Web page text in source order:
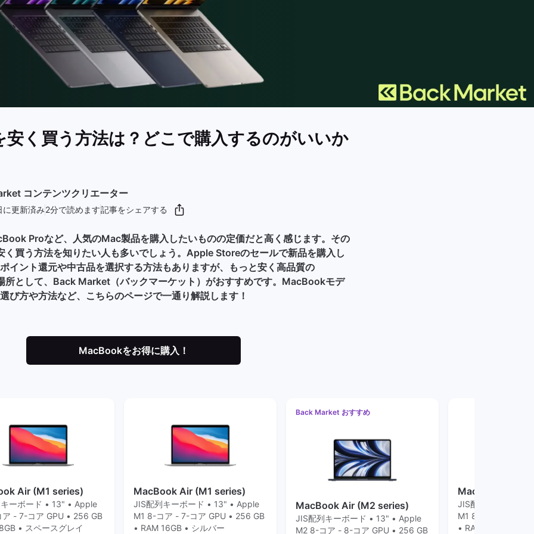
く買う方法は？どこで購入するのがいいか
コンテンツクリエーター
更新済み2分で読めます記事をシェアする
Proなど、人気のMac製品を購入したいものの定価だと高く感じます。その
買う方法を知りたい人も多いでしょう。Apple Storeのセールで新品を購入し
イント還元や中古品を選択する方法もありますが、もっと安く高品質の
所として、Back Market（バックマーケット）がおすすめです。MacBookモデ
び方や方法など、こちらのページで一通り解説します！
MacBookをお得に購入！
Air (M1 series)
ーボード • 13" • Apple
- 7-コア GPU • 256 GB
• スペースグレイ
MacBook Air (M1 series)
JIS配列キーボード • 13" • Apple
M1 8-コア - 7-コア GPU • 256 GB
• RAM 16GB • シルバー
Back Market おすすめ
MacBook Air (M2 series)
JIS配列キーボード • 13" • Apple
M2 8-コア - 8-コア GPU • 256 GB
MacBook Pro
JIS配列キーボード
M1 8-コア - 8-コア
• RAM 16GB • ス